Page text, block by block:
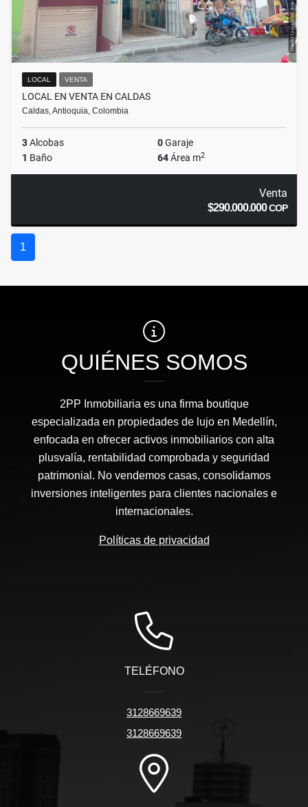
LOCAL VENTA
LOCAL EN VENTA EN CALDAS
Caldas, Antioquia, Colombia
3Alcobas 0Garaje
1 Baño 64Área m2
Venta
$290.000.000COP
1
QUIÉNES SOMOS
2PP Inmobiliaria es una firma boutique
especializada en propiedades de lujo en Medellín,
enfocada en ofrecer activos inmobiliarios con alta
plusvalía, rentabilidad comprobada y seguridad
patrimonial. No vendemos casas, consolidamos
inversiones inteligentes para clientes nacionales e
internacionales.
Políticas de privacidad
TELÉFONO
3128669639
3128669639